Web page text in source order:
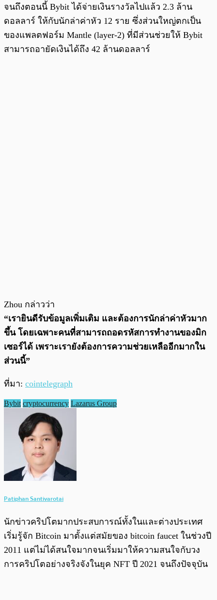
จนถึงตอนนี้ Bybit ได้จ่ายเงินรางวัลไปแล้ว 2.3 ล้าน
ดอลลาร์ ให้กับนักล่าค่าหัว 12 ราย ซึ่งส่วนใหญ่ตกเป็น
ของแพลตฟอร์ม Mantle (layer-2) ที่มีส่วนช่วยให้ Bybit
สามารถอายัดเงินได้ถึง 42 ล้านดอลลาร์
Zhou กล่าวว่า
“เรายินดีรับข้อมูลเพิ่มเติม และต้องการนักล่าค่าหัวมาก
ขึ้น โดยเฉพาะคนที่สามารถถอดรหัสการทำงานของมิก
เซอร์ได้ เพราะเรายังต้องการความช่วยเหลืออีกมากใน
ส่วนนี้”
ที่มา: cointelegraph
Bybit cryptocurrency Lazarus Group
Patiphan Santivarotai
นักข่าวคริปโตมากประสบการณ์ทั้งในและต่างประเทศ
เริ่มรู้จัก Bitcoin มาตั้งแต่สมัยของ bitcoin faucet ในช่วงปี
2011 แต่ไม่ได้สนใจมากจนเริ่มมาให้ความสนใจกับวง
การคริปโตอย่างจริงจังในยุค NFT ปี 2021 จนถึงปัจจุบัน